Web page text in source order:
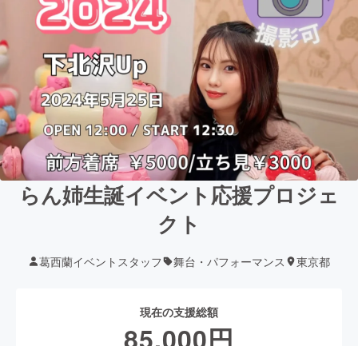
らん姉生誕イベント応援プロジェ
クト
葛西蘭イベントスタッフ 舞台・パフォーマンス 東京都
現在の支援総額
85,000円